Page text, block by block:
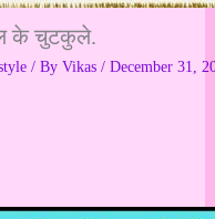
के चुटकुले.
/ By Vikas / December 31,